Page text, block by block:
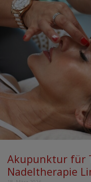
Akupunktur für
Nadeltherapie